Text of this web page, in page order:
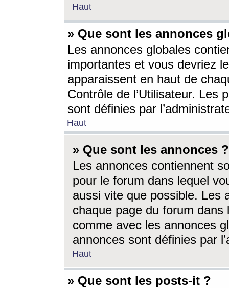
Haut
» Que sont les annonces
Les annonces globales
importantes et vous devriez
apparaissent en haut de
Contrôle de l’Utilisateur. Les
sont définies par
Haut
» Que sont les annonces ?
Les annonces contiennent
pour le forum dans lequel
aussi vite que possible. Les
chaque page du forum dans
comme avec les annonces
annonces sont définies par
Haut
» Que sont les posts-it ?